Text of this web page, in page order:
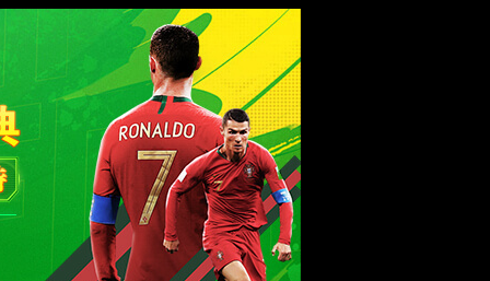
试。